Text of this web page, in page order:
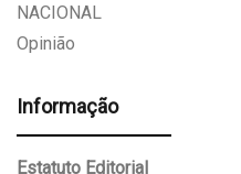
NACIONAL
Opinião
Informação
Estatuto Editorial